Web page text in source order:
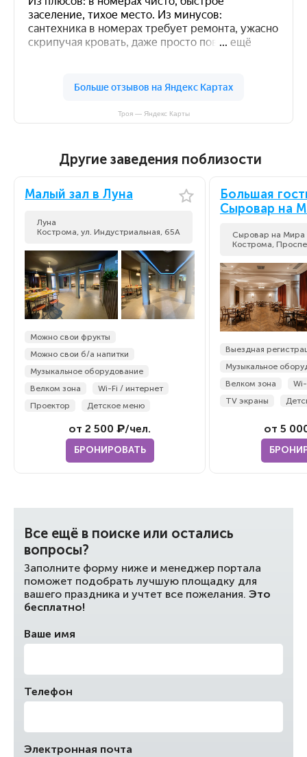
Троя — Яндекс Карты
Другие заведения поблизости
Малый зал в Луна
Луна
Кострома, ул. Индустриальная, 65А
Можно свои фрукты
Можно свои б/а напитки
Музыкальное оборудование
Велком зона
Wi-Fi / интернет
Проектор
Детское меню
от 2 500 ₽/чел.
БРОНИРОВАТЬ
Большая
Сыровар на
Сыровар на Мира
Кострома,
Выездная
Музыкальное
Велком зона
TV экраны
от 5
Все ещё в поиске или остались
вопросы?
Заполните форму ниже и менеджер портала
поможет подобрать лучшую площадку для
вашего праздника и учтет все пожелания. Это
бесплатно!
Ваше имя
Телефон
Электронная почта